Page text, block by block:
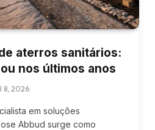
aterros sanitários:
nos últimos anos
8, 2026
em soluções
Abbud surge como